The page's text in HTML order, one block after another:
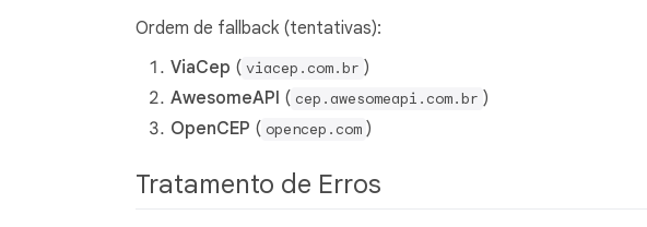
Ordem de fallback (tentativas):
ViaCep ( viacep.com.br )
AwesomeAPI ( cep.awesomeapi.com.br )
OpenCEP ( opencep.com )
Tratamento de Erros